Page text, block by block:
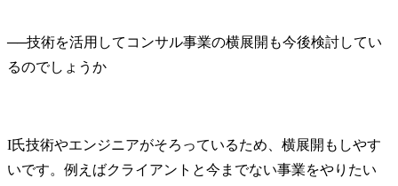
──技術を活用してコンサル事業の横展開も今後検討してい
I氏技術やエンジニアがそろっているため、横展開もしやす
いです。例えばクライアントと今までない事業をやりたい